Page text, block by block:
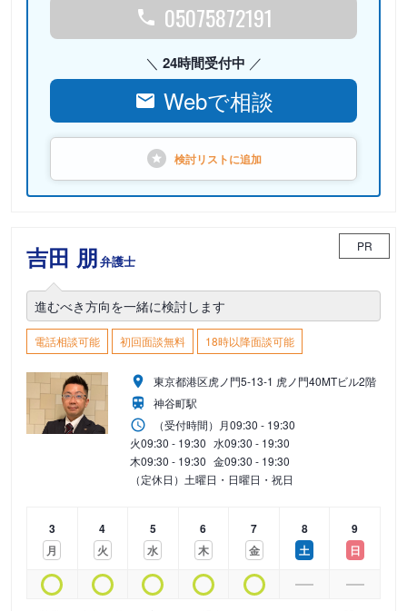
05075872191
24時間受付中
Webで相談
検討リストに追加
吉田 朋弁護士
PR
進むべき方向を一緒に検討します
電話相談可能 初回面談無料 18時以降面談可能
東京都港区虎ノ門5-13-1 虎ノ門40MTビル2階
神谷町駅
（受付時間） 月09:30 - 19:30
火09:30 - 19:30 水09:30 - 19:30
木09:30 - 19:30 金09:30 - 19:30
（定休日）土曜日・日曜日・祝日
3
月
4
火
5
水
6
木
7
金
8
土
9
日